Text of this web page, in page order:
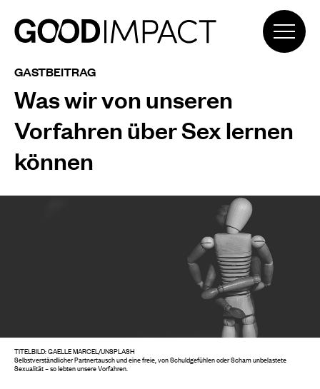
GASTBEITRAG
Was wir von unseren
Vorfahren über Sex lernen
können
TITELBILD: GAELLE MARCEL/UNSPLASH
Selbstverständlicher Partnertausch und eine freie, von Schuldgefühlen oder Scham unbelastete
Sexualität – so lebten unsere Vorfahren.